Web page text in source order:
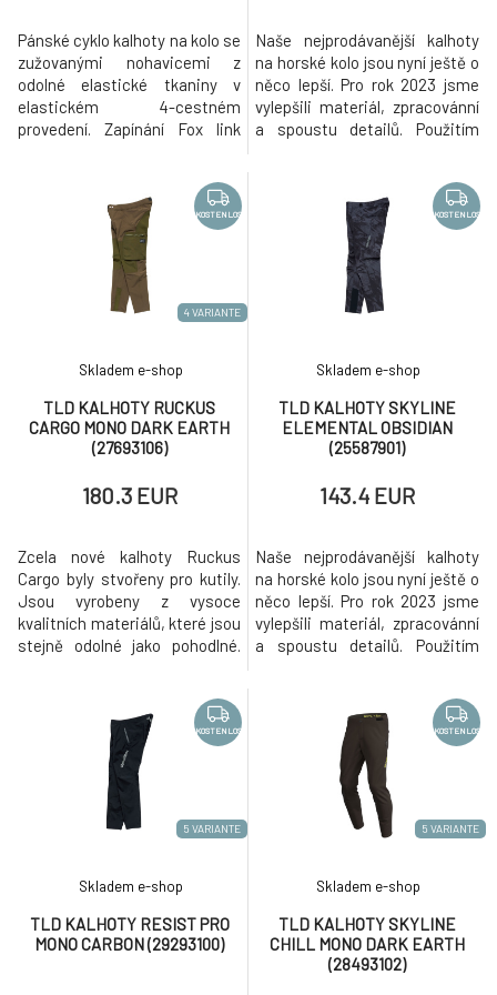
Pánské cyklo kalhoty na kolo se
zužovanými nohavicemi z
odolné elastické tkaniny v
elastickém 4-cestném
provedení. Zapínání Fox link
Složení materiálu: 75%
POLYAMID NYLON, 14%
POLYESTER, 11% ELASTAN.
Naše nejprodávanější kalhoty
na horské kolo jsou nyní ještě o
něco lepší. Pro rok 2023 jsme
vylepšili materiál, zpracovánní
a spoustu detailů. Použitím
střihu se nám podařilo
zachovat DNA designu Skyline
a dosáhli jsme tak našeho cíle
vdechnout osvědčenému
modelu nový život. Jsme hrdí
4 VARIANTE
KOSTENLOS
TLD KALHOTY RUCKUS
CARGO MONO DARK EARTH
(27693106)
Skladem e-shop
180.3 EUR
Zcela nové kalhoty Ruckus
Cargo byly stvořeny pro kutily.
Jsou vyrobeny z vysoce
kvalitních materiálů, které jsou
stejně odolné jako pohodlné.
kterých snadno uložíte
všechny své nezbytnosti při
stavění trailů nebo enduro
dobrodružstvích.
KOSTENLOS
TLD KALHOTY SKYLINE
ELEMENTAL OBSIDIAN
(25587901)
Skladem e-shop
143.4 EUR
Naše nejprodávanější kalhoty
na horské kolo jsou nyní ještě o
něco lepší. Pro rok 2023 jsme
vylepšili materiál, zpracovánní
a spoustu detailů. Použitím
střihu se nám podařilo
zachovat DNA designu Skyline
a dosáhli jsme tak našeho cíle
vdechnout osvědčenému
modelu nový život. Jsme hrdí
5 VARIANTE
KOSTENLOS
TLD KALHOTY RESIST PRO
MONO CARBON (29293100)
Skladem e-shop
5 VARIANTE
KOSTENLOS
TLD KALHOTY SKYLINE
CHILL MONO DARK EARTH
(28493102)
Skladem e-shop